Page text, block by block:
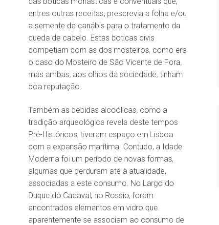
entres outras receitas, prescrevia a folha e/ou
a semente de canábis para o tratamento da
queda de cabelo. Estas boticas civis
competiam com as dos mosteiros, como era
o caso do Mosteiro de São Vicente de Fora,
mas ambas, aos olhos da sociedade, tinham
boa reputação.
Também as bebidas alcoólicas, como a
tradição arqueológica revela deste tempos
Pré-Históricos, tiveram espaço em Lisboa
com a expansão marítima. Contudo, a Idade
Moderna foi um período de novas formas,
algumas que perduram até à atualidade,
associadas a este consumo. No Largo do
Duque do Cadaval, no Rossio, foram
encontrados elementos em vidro que
aparentemente se associam ao consumo de